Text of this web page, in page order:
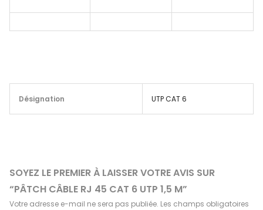
Désignation UTP CAT 6
SOYEZ LE PREMIER À LAISSER VOTRE AVIS SUR
“PÂTCH CÂBLE RJ 45 CAT 6 UTP 1,5 M”
Votre adresse e-mail ne sera pas publiée. Les champs obligatoires